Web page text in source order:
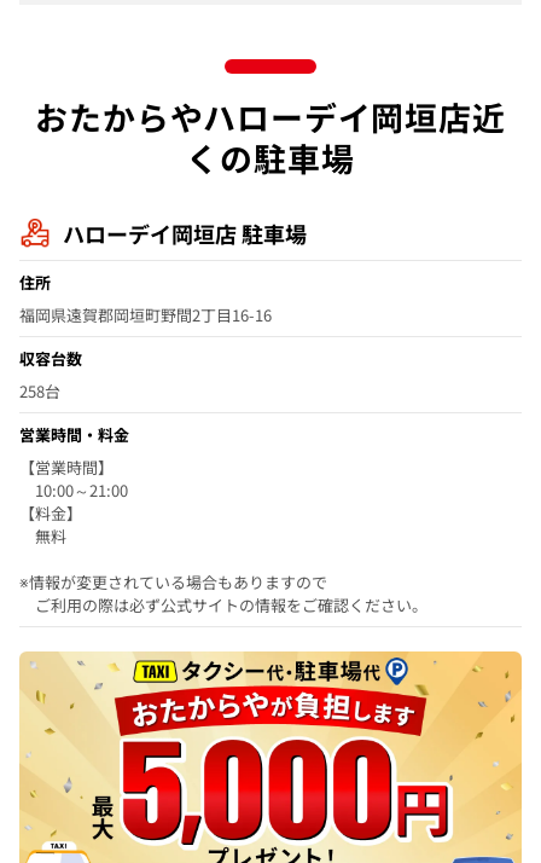
おたからやハローデイ岡垣店近
くの駐車場
ハローデイ岡垣店 駐車場
住所
福岡県遠賀郡岡垣町野間2丁目16-16
収容台数
258台
営業時間・料金
【営業時間】
10:00～21:00
【料金】
無料
※情報が変更されている場合もありますので
ご利用の際は必ず公式サイトの情報をご確認ください。